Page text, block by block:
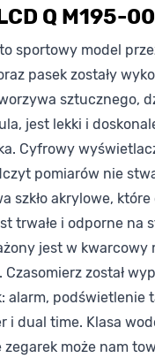
Q M195-
sportowy model
pasek zostały
sztucznego,
jest lekki i
Cyfrowy
pomiarów nie
szkło akrylowe,
trwałe i odporne na
jest w kwarcowy
został
alarm, podświetlenie
i dual time. Klasa
zegarek może nam